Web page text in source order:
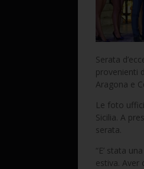
Serata
provenienti
Aragona e
Le foto
Sicilia. A
serata.
“E’ stata
estiva.